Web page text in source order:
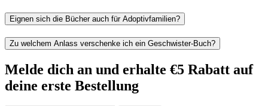
Eignen sich die Bücher auch für Adoptivfamilien?
Zu welchem Anlass verschenke ich ein Geschwister-Buch?
Melde dich an und erhalte €5 Rabatt auf
deine erste Bestellung